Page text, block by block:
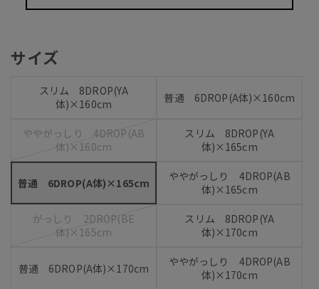
サイズ
スリム 8DROP(YA
体)×160cm
普通 6DROP(A体)×160cm
ややがっしり 4DROP(AB
体)×160cm
スリム 8DROP(YA
体)×165cm
普通 6DROP(A体)×165cm
ややがっしり 4DROP(AB
体)×165cm
がっしり 2DROP(BE
体)×165cm
スリム 8DROP(YA
体)×170cm
普通 6DROP(A体)×170cm
ややがっしり 4DROP(AB
体)×170cm